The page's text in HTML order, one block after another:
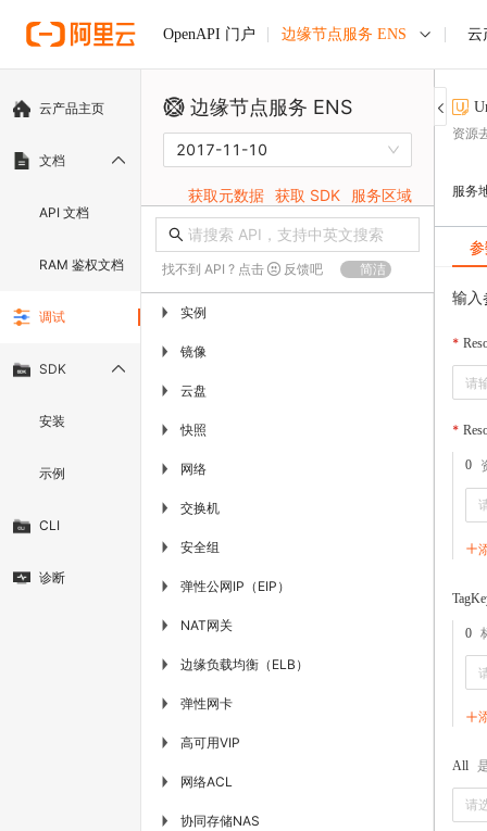
OpenAPI 门户 边缘节点服务 ENS 云
云产品主页
文档
API 文档
RAM 鉴权文档
调试
SDK
安装
示例
CLI
诊断
边缘节点服务 ENS
2017-11-10
获取元数据 获取 SDK 服务区域
找不到 API ? 点击 反馈吧 简洁
▶ 实例
▶ 镜像
▶ 云盘
▶ 快照
▶ 网络
▶ 交换机
▶ 安全组
▶ 弹性公网IP（EIP）
▶ NAT网关
▶ 边缘负载均衡（ELB）
▶ 弹性网卡
▶ 高可用VIP
▶ 网络ACL
▶ 协同存储NAS
资源
服务
输入
0
0
All
请